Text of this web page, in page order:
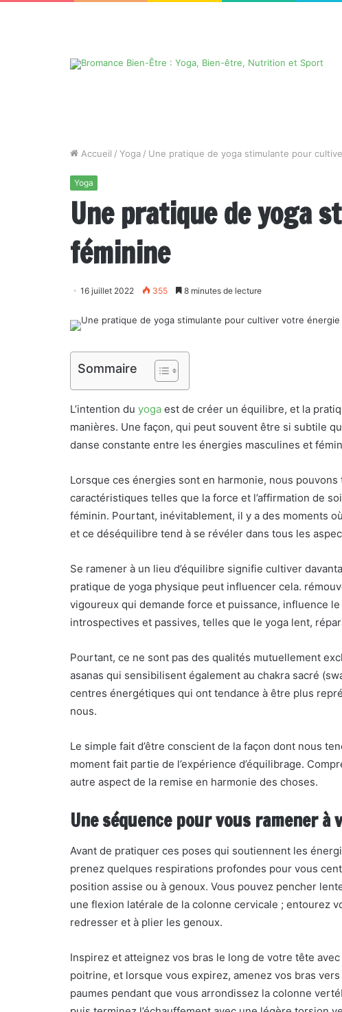
Accueil / Yoga / Une pratique de yoga stimulante pour
Yoga
Une pratique de yoga
féminine
16 juillet 2022 355 8 minutes de lecture
Sommaire
L’intention du yoga est de créer un équilibre, et la
manières. Une façon, qui peut souvent être si subtile
danse constante entre les énergies masculines et
Lorsque ces énergies sont en harmonie, nous
caractéristiques telles que la force et l’affirmation de
féminin. Pourtant, inévitablement, il y a des moments
et ce déséquilibre tend à se révéler dans tous les
Se ramener à un lieu d’équilibre signifie cultiver
pratique de yoga physique peut influencer cela. ré
vigoureux qui demande force et puissance, influence
introspectives et passives, telles que le yoga lent,
Pourtant, ce ne sont pas des qualités mutuellement
asanas qui sensibilisent également au chakra sacré
centres énergétiques qui ont tendance à être plus
nous.
Le simple fait d’être conscient de la façon dont nous
moment fait partie de l’expérience d’équilibrage.
autre aspect de la remise en harmonie des choses.
Une séquence pour vous ramener
Avant de pratiquer ces poses qui soutiennent les
prenez quelques respirations profondes pour vous
position assise ou à genoux. Vous pouvez pencher
une flexion latérale de la colonne cervicale ; entourez
redresser et à plier les genoux.
Inspirez et atteignez vos bras le long de votre tête
poitrine, et lorsque vous expirez, amenez vos bras
paumes pendant que vous arrondissez la colonne